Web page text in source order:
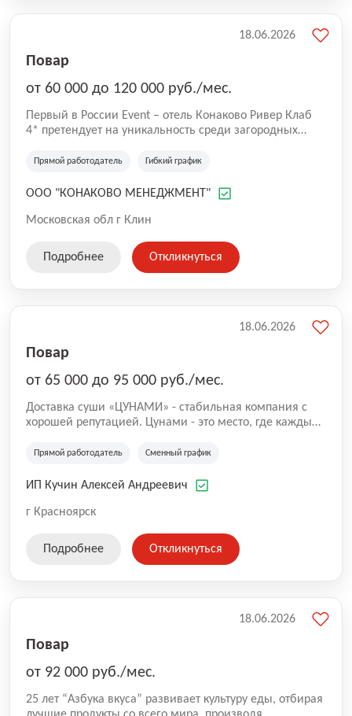
Повар
от 60 000 до 120 000 руб./мес.
Первый в России Event – отель Конаково Ривер Клаб
4* претендует на уникальность среди загородных
возможностях для всех видов отдыха: Преимущества: -
километровая береговая линия и большая вода - 5
развитая инфраструктура и профессиональные услуги -
нашу команду талантливого повара , с опытом и без,
на сменный график или на вахту. В нашем отеле вы
совершенству – работаем с качественными
продуктами, постоянно обновляем оборудование и
Прямой работодатель Гибкий график
ООО "КОНАКОВО МЕНЕДЖМЕНТ"
Московская обл г Клин
18.06.2026
Подробнее Откликнуться
Повар
от 65 000 до 95 000 руб./мес.
Доставка суши «ЦУНАМИ» - стабильная компания с
хорошей репутацией. Цунами - это место, где каждый
опыт и знания. И мы приглашаем водителей-курьеров
дарит хорошее настроение нашим клиентам.
Прямой работодатель Сменный график
ИП Кучин Алексей Андреевич
г Красноярск
18.06.2026
Подробнее Откликнуться
Повар
от 92 000 руб./мес.
25 лет “Азбука вкуса” развивает культуру еды, отбирая
18.06.2026